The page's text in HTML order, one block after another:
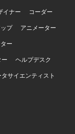
イナー
コーダー
プ
アニメーター
ー
ヘルプデスク
サイエンティスト